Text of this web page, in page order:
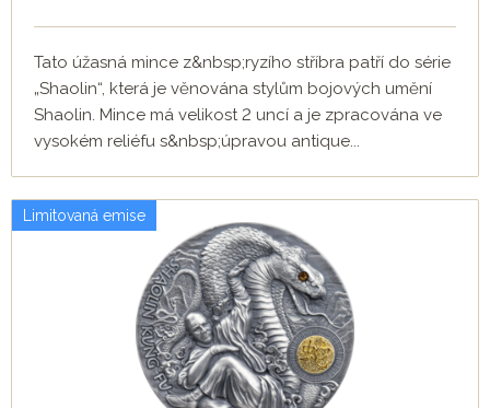
Tato úžasná mince z&nbsp;ryzího stříbra patří do série
„Shaolin“, která je věnována stylům bojových umění
Shaolin. Mince má velikost 2 uncí a je zpracována ve
vysokém reliéfu s&nbsp;úpravou antique...
Limitovaná emise